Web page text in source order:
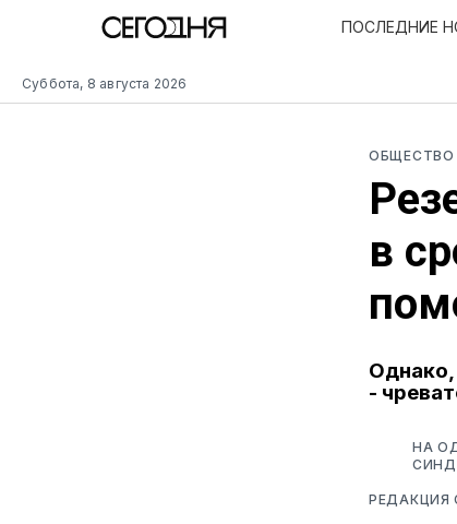
Суббота, 8 августа 2026
ПОСЛЕДНИЕ
ОБЩЕСТВО
в
Однако,
-
НА
РЕДАКЦИЯ